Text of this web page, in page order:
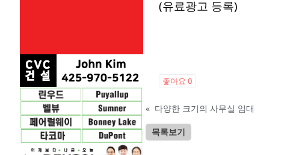
(유료광고 등록)
좋아요 0
« 다양한 크기의 사무실 임대
목록보기